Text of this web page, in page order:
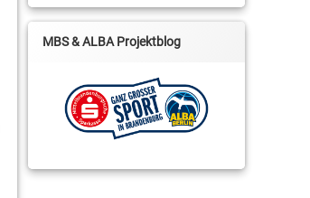
MBS & ALBA Projektblog